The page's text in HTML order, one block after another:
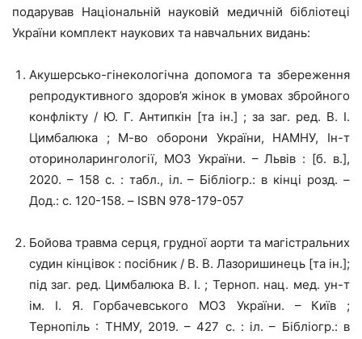
подарував Національній науковій медичній бібліотеці
України комплект наукових та навчальних видань:
Акушерсько-гінекологічна допомога та збереження
репродуктивного здоров’я жінок в умовах збройного
конфлікту / Ю. Г. Антипкін [та ін.] ; за заг. ред. В. І.
Цимбалюка ; М-во оборони України, НАМНУ, Ін-т
оториноларингології, МОЗ України. – Львів : [б. в.],
2020. – 158 с. : табл., іл. – Бібліогр.: в кінці розд. –
Дод.: с. 120-158. – ISBN 978-179-057
Бойова травма серця, грудної аорти та магістральних
судин кінцівок : посібник / В. В. Лазоришинець [та ін.];
під заг. ред. Цимбалюка В. І. ; Терноп. нац. мед. ун-т
ім. І. Я. Горбачевського МОЗ України. – Київ ;
Тернопіль : ТНМУ, 2019. – 427 с. : іл. – Бібліогр.: в